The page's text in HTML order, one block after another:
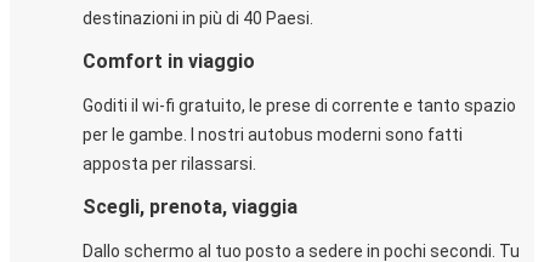
destinazioni in più di 40 Paesi.
Comfort in viaggio
Goditi il wi-fi gratuito, le prese di corrente e tanto spazio
per le gambe. I nostri autobus moderni sono fatti
apposta per rilassarsi.
Scegli, prenota, viaggia
Dallo schermo al tuo posto a sedere in pochi secondi. Tu